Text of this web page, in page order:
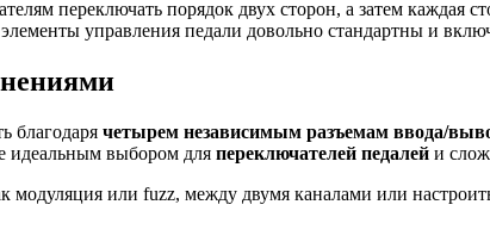
переключать порядок двух сторон, а затем каждая
управления педали довольно стандартны и
благодаря четырем независимым разъемам ввода/
идеальным выбором для переключателей педалей и
или fuzz, между двумя каналами или